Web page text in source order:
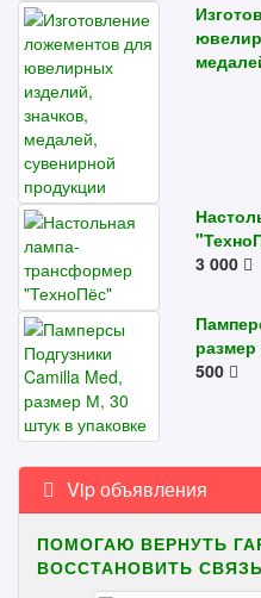
3 000
500
Vip объявления
ПОМОГАЮ ВЕРНУТЬ
ВОССТАНОВИТЬ